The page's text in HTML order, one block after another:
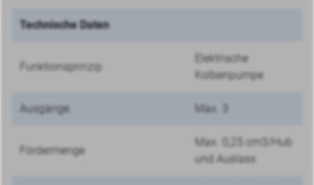
Technische Daten
Funktionsprinzip
Elektrische
Kolbenpumpe
Ausgänge Max. 3
Fördermenge
Max. 0,25 cm3/Hub
und Auslass